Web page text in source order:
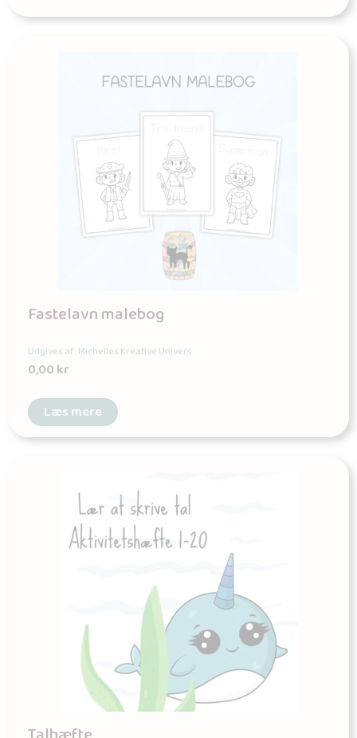
Fastelavn malebog
Udgives af: Michelles Kreative Univers
0,00kr
Læs mere